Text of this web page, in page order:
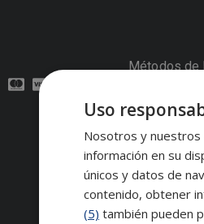
Métodos de
Uso
Nosotros y nuestros
información en su
únicos y datos de
contenido, obtener
(5) también pueden